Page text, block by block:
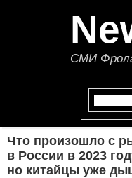
СМИ
Что произошло с
в России в 2023
но китайцы уже